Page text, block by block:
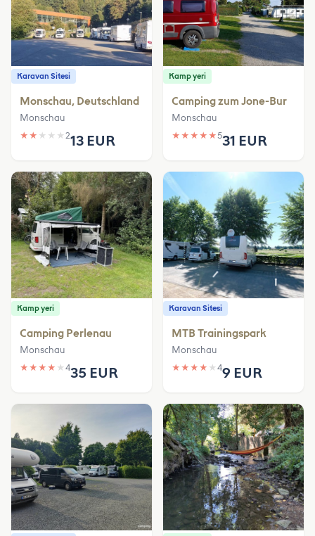
Karavan Sitesi
Monschau, Deutschland
Monschau
★ ★ ★ ★ ★ 213 EUR
Kamp yeri
Camping zum Jone-Bur
Monschau
★ ★ ★ ★ ★531 EUR
Kamp yeri
Camping Perlenau
Monschau
★ ★ ★ ★ ★ 435 EUR
Karavan Sitesi
MTB Trainingspark
Monschau
★ ★ ★ ★ ★ 49 EUR